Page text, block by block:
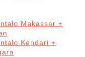
Makassar +
Kendari +